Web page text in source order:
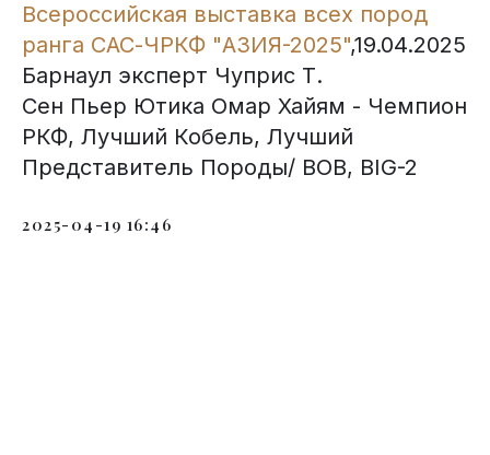
Всероссийская выставка всех пород
ранга САС-ЧРКФ "АЗИЯ-2025",19.04.2025
Барнаул эксперт Чуприс Т.
Сен Пьер Ютика Омар Хайям - Чемпион
РКФ, Лучший Кобель, Лучший
Представитель Породы/ BOB, BIG-2
2025-04-19 16:46